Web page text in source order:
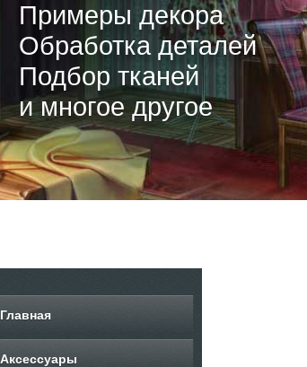
Примеры декора
Обработка деталей
Подбор тканей
и многое другое
Главная
Аксессуары